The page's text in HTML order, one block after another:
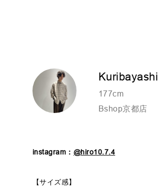
Kuribayashi
177cm
Bshop京都店
instagram： @hiro10.7.4
【サイズ感】